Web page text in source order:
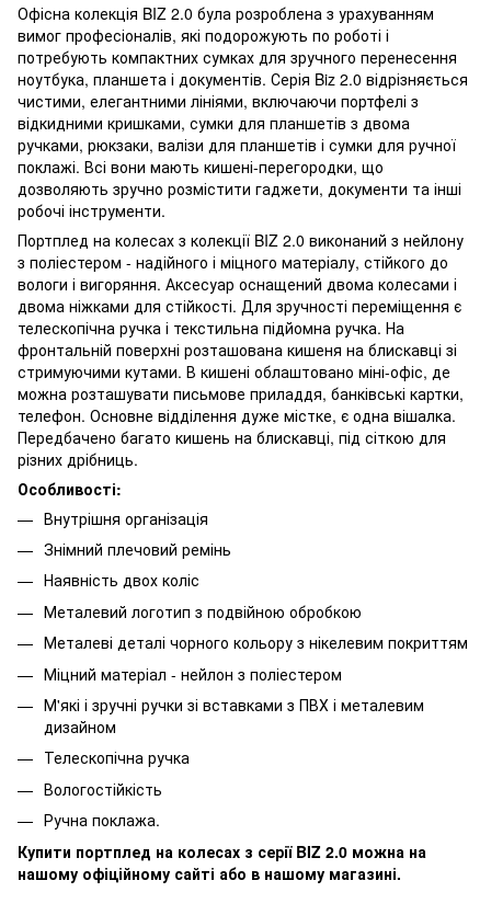
Офісна колекція BIZ 2.0 була розроблена з урахуванням
вимог професіоналів, які подорожують по роботі і
потребують компактних сумках для зручного перенесення
ноутбука, планшета і документів. Серія Biz 2.0 відрізняється
чистими, елегантними лініями, включаючи портфелі з
відкидними кришками, сумки для планшетів з двома
ручками, рюкзаки, валізи для планшетів і сумки для ручної
поклажі. Всі вони мають кишені-перегородки, що
дозволяють зручно розмістити гаджети, документи та інші
робочі інструменти.
Портплед на колесах з колекції BIZ 2.0 виконаний з нейлону
з поліестером - надійного і міцного матеріалу, стійкого до
вологи і вигоряння. Аксесуар оснащений двома колесами і
двома ніжками для стійкості. Для зручності переміщення є
телескопічна ручка і текстильна підйомна ручка. На
фронтальній поверхні розташована кишеня на блискавці зі
стримуючими кутами. В кишені облаштовано міні-офіс, де
можна розташувати письмове приладдя, банківські картки,
телефон. Основне відділення дуже містке, є одна вішалка.
Передбачено багато кишень на блискавці, під сіткою для
різних дрібниць.
Особливості:
Внутрішня організація
Знімний плечовий ремінь
Наявність двох коліс
Металевий логотип з подвійною обробкою
Металеві деталі чорного кольору з нікелевим покриттям
Міцний матеріал - нейлон з поліестером
М'які і зручні ручки зі вставками з ПВХ і металевим
дизайном
Телескопічна ручка
Вологостійкість
Ручна поклажа.
Купити портплед на колесах з серії BIZ 2.0 можна на
нашому офіційному сайті або в нашому магазині.